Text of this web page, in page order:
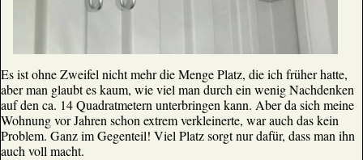
Es ist ohne Zweifel nicht mehr die Menge Platz, die ich früher hatte,
aber man glaubt es kaum, wie viel man durch ein wenig Nachdenken
auf den ca. 14 Quadratmetern unterbringen kann. Aber da sich meine
Wohnung vor Jahren schon extrem verkleinerte, war auch das kein
Problem. Ganz im Gegenteil! Viel Platz sorgt nur dafür, dass man ihn
auch voll macht.